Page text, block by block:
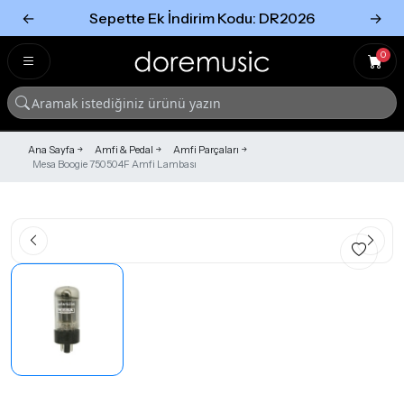
← Sepette Ek İndirim Kodu: DR2026 →
0
Ana Sayfa Amfi & Pedal
Amfi Parçaları
Mesa Boogie 750504F Amfi Lambası
Tümünü Gör
Tümünü gör